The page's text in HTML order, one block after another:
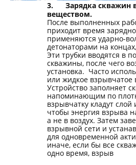
3.
Зарядка скважин
веществом.
После выполненных
приходит время
применяются ударно-
детонаторами на
Эти трубки вводятся в
скважины, после чего
установка. Часто
или жидкое взрывчатое
Устройство заполняет
напоминающим по
взрывчатку кладут
чтобы энергия взрыва
а не в воздух. Затем
взрывной сети и
для одновременной
иначе, если бы все
одно время, взрыв